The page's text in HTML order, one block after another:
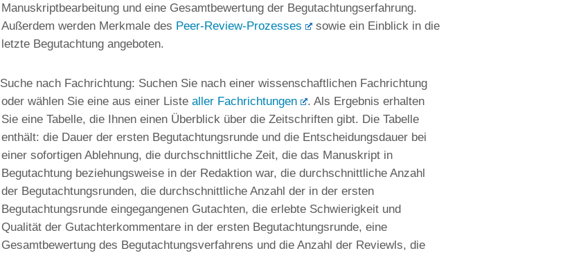
Manuskriptbearbeitung und eine Gesamtbewertung der Begutachtungserfahrung.
Außerdem werden Merkmale des Peer-Review-Prozesses
sowie ein Einblick in die
letzte Begutachtung angeboten.
Suche nach Fachrichtung: Suchen Sie nach einer wissenschaftlichen Fachrichtung
oder wählen Sie eine aus einer Liste aller Fachrichtungen
. Als Ergebnis erhalten
Sie eine Tabelle, die Ihnen einen Überblick über die Zeitschriften gibt. Die Tabelle
enthält: die Dauer der ersten Begutachtungsrunde und die Entscheidungsdauer bei
einer sofortigen Ablehnung, die durchschnittliche Zeit, die das Manuskript in
Begutachtung beziehungsweise in der Redaktion war, die durchschnittliche Anzahl
der Begutachtungsrunden, die durchschnittliche Anzahl der in der ersten
Begutachtungsrunde eingegangenen Gutachten, die erlebte Schwierigkeit und
Qualität der Gutachterkommentare in der ersten Begutachtungsrunde, eine
Gesamtbewertung des Begutachtungsverfahrens und die Anzahl der Reviewls, die